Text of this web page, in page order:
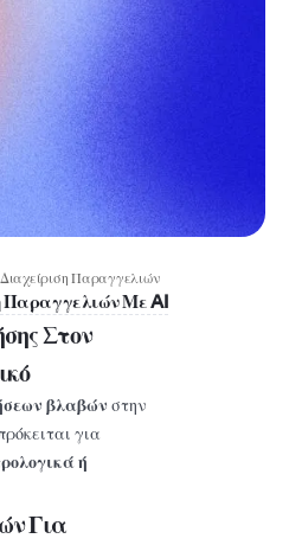
Παραγγελιών
Παραγγελιών Με AI
Στον
βλαβών στην
για
ή
Για